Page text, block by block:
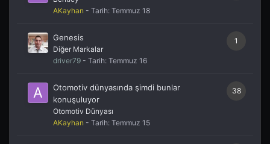
AKayhan - Tarih: Temmuz 18
1
Genesis
Diğer Markalar
driver79 - Tarih: Temmuz 16
38
Otomotiv dünyasında şimdi bunlar
konuşuluyor
Otomotiv Dünyası
AKayhan - Tarih: Temmuz 15